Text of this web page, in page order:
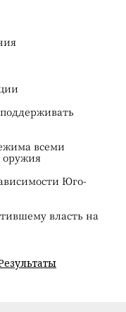
всеми
оружия
Юго-
власть на